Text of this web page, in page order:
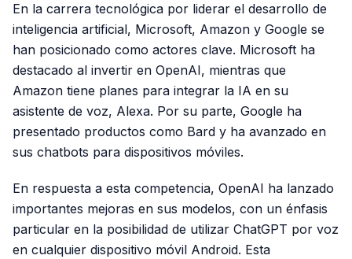
En la carrera tecnológica por liderar el desarrollo de
inteligencia artificial, Microsoft, Amazon y Google se
han posicionado como actores clave. Microsoft ha
destacado al invertir en OpenAI, mientras que
Amazon tiene planes para integrar la IA en su
asistente de voz, Alexa. Por su parte, Google ha
presentado productos como Bard y ha avanzado en
sus chatbots para dispositivos móviles.
En respuesta a esta competencia, OpenAI ha lanzado
importantes mejoras en sus modelos, con un énfasis
particular en la posibilidad de utilizar ChatGPT por voz
en cualquier dispositivo móvil Android. Esta